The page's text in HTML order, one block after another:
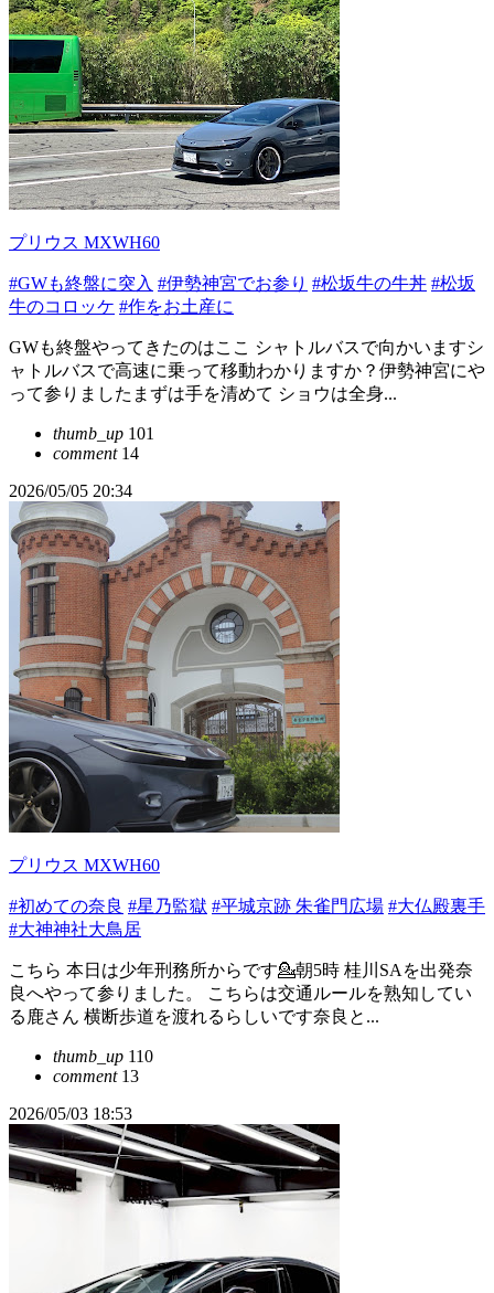
プリウス MXWH60
#GWも終盤に突入 #伊勢神宮でお参り #松坂牛の牛丼 #松坂
牛のコロッケ #作をお土産に
GWも終盤やってきたのはここ シャトルバスで向かいますシ
ャトルバスで高速に乗って移動わかりますか？伊勢神宮にや
って参りましたまずは手を清めて ショウは全身...
thumb_up 101
comment14
2026/05/05 20:34
プリウス MXWH60
#初めての奈良 #星乃監獄 #平城京跡 朱雀門広場 #大仏殿裏手
#大神神社大鳥居
こちら 本日は少年刑務所からです💁朝5時 桂川SAを出発奈
良へやって参りました。 こちらは交通ルールを熟知してい
る鹿さん 横断歩道を渡れるらしいです奈良と...
thumb_up 110
comment13
2026/05/03 18:53